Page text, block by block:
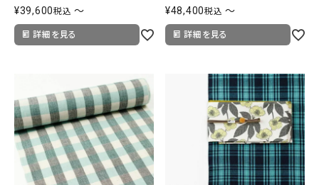
¥39,600税込 〜
詳細を見る
¥48,400税込 〜
詳細を見る